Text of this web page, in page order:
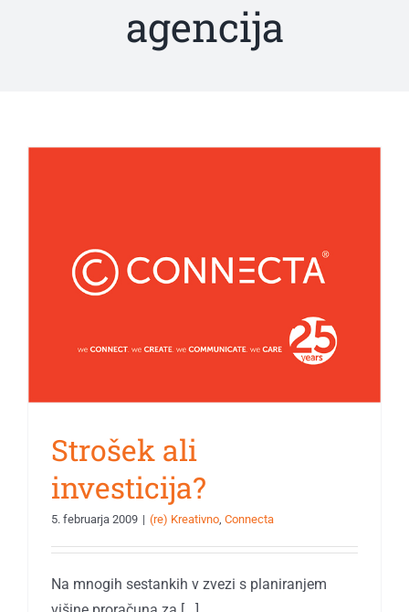
agencija
Strošek ali
investicija?
5. februarja 2009 | (re) Kreativno Connecta
Na mnogih sestankih v zvezi s planiranjem